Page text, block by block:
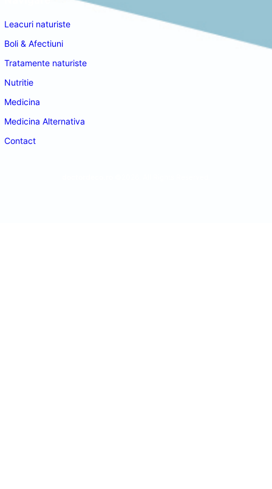
Leacuri naturiste
Boli & Afectiuni
Tratamente naturiste
Nutritie
Medicina
Medicina Alternativa
Contact